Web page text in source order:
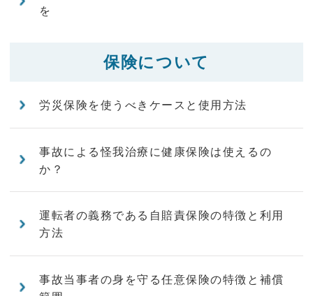
を
保険について
労災保険を使うべきケースと使用方法
事故による怪我治療に健康保険は使えるの
か？
運転者の義務である自賠責保険の特徴と利用
方法
事故当事者の身を守る任意保険の特徴と補償